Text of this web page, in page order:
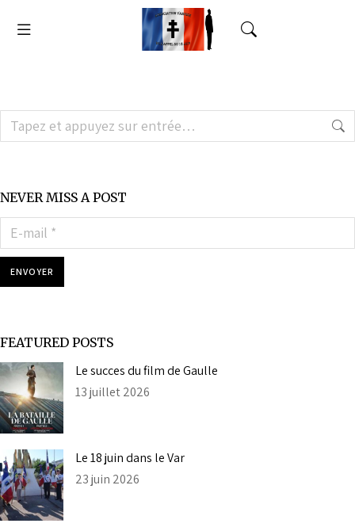
NEVER MISS A POST
E-mail *
ENVOYER
FEATURED POSTS
Le succes du film de Gaulle
13 juillet 2026
Le 18 juin dans le Var
23 juin 2026